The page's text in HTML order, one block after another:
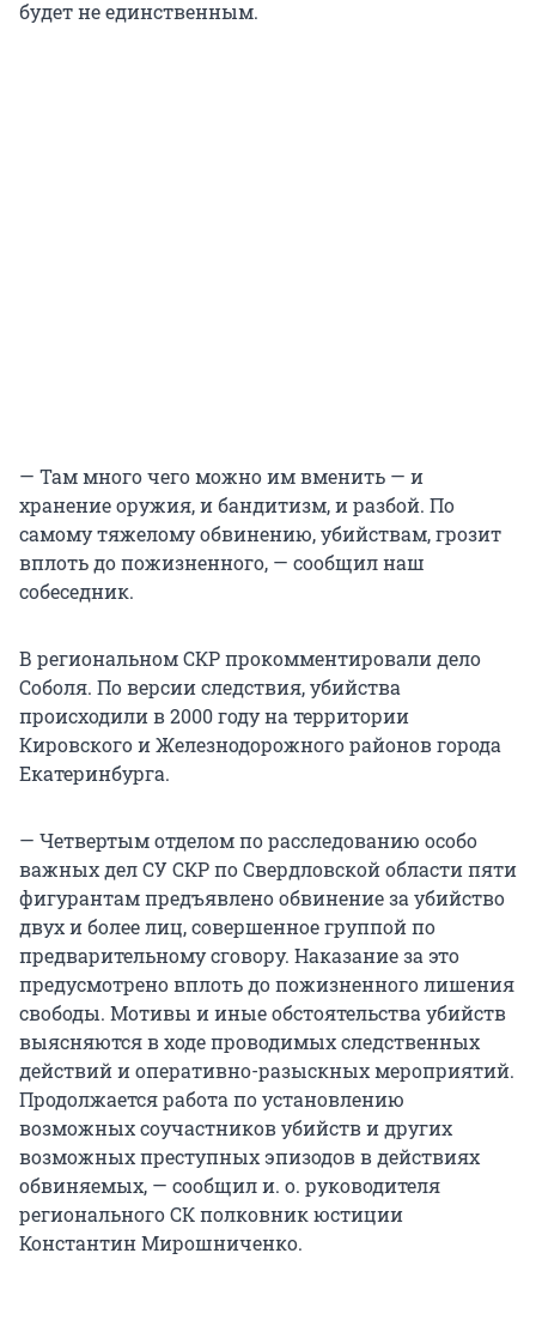
будет не единственным.
— Там много чего можно им вменить — и
хранение оружия, и бандитизм, и разбой. По
самому тяжелому обвинению, убийствам, грозит
вплоть до пожизненного, — сообщил наш
собеседник.
В региональном СКР прокомментировали дело
Соболя. По версии следствия, убийства
происходили в 2000 году на территории
Кировского и Железнодорожного районов города
Екатеринбурга.
— Четвертым отделом по расследованию особо
важных дел СУ СКР по Свердловской области пяти
фигурантам предъявлено обвинение за убийство
двух и более лиц, совершенное группой по
предварительному сговору. Наказание за это
предусмотрено вплоть до пожизненного лишения
свободы. Мотивы и иные обстоятельства убийств
выясняются в ходе проводимых следственных
действий и оперативно-разыскных мероприятий.
Продолжается работа по установлению
возможных соучастников убийств и других
возможных преступных эпизодов в действиях
обвиняемых, — сообщил и. о. руководителя
регионального СК полковник юстиции
Константин Мирошниченко.